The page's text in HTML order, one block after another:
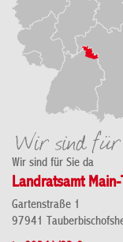
Wir sind für Sie da
Landratsamt
Gartenstraße 1
97941